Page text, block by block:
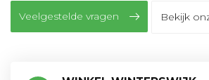
Veelgestelde vragen Bekijk